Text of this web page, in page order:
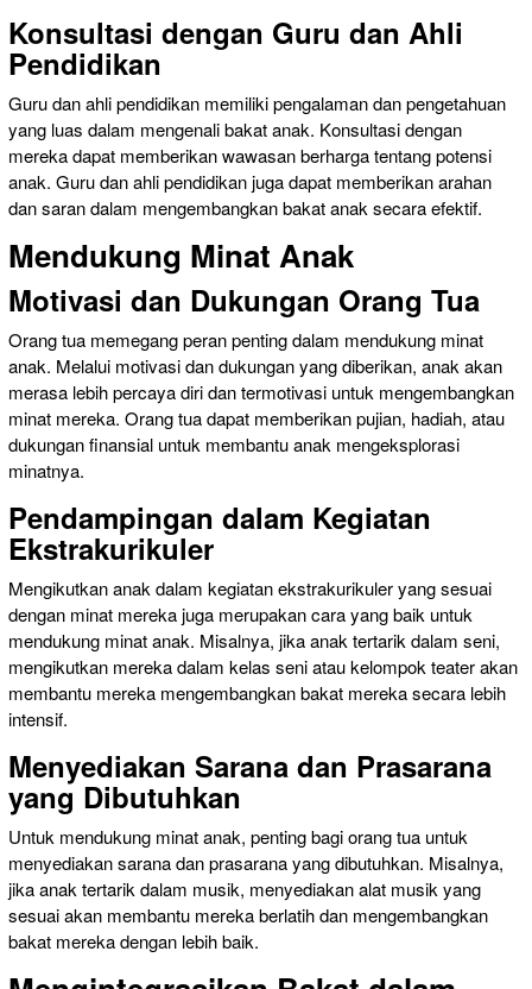
Konsultasi dengan Guru dan Ahli
Pendidikan
Guru dan ahli pendidikan memiliki pengalaman dan pengetahuan
yang luas dalam mengenali bakat anak. Konsultasi dengan
mereka dapat memberikan wawasan berharga tentang potensi
anak. Guru dan ahli pendidikan juga dapat memberikan arahan
dan saran dalam mengembangkan bakat anak secara efektif.
Mendukung Minat Anak
Motivasi dan Dukungan Orang Tua
Orang tua memegang peran penting dalam mendukung minat
anak. Melalui motivasi dan dukungan yang diberikan, anak akan
merasa lebih percaya diri dan termotivasi untuk mengembangkan
minat mereka. Orang tua dapat memberikan pujian, hadiah, atau
dukungan finansial untuk membantu anak mengeksplorasi
minatnya.
Pendampingan dalam Kegiatan
Ekstrakurikuler
Mengikutkan anak dalam kegiatan ekstrakurikuler yang sesuai
dengan minat mereka juga merupakan cara yang baik untuk
mendukung minat anak. Misalnya, jika anak tertarik dalam seni,
mengikutkan mereka dalam kelas seni atau kelompok teater akan
membantu mereka mengembangkan bakat mereka secara lebih
intensif.
Menyediakan Sarana dan Prasarana
yang Dibutuhkan
Untuk mendukung minat anak, penting bagi orang tua untuk
menyediakan sarana dan prasarana yang dibutuhkan. Misalnya,
jika anak tertarik dalam musik, menyediakan alat musik yang
sesuai akan membantu mereka berlatih dan mengembangkan
bakat mereka dengan lebih baik.